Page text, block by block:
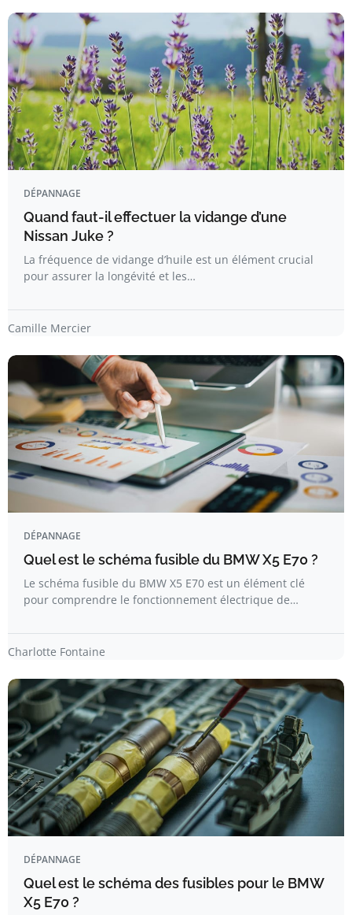
DÉPANNAGE
Quand faut-il effectuer la vidange d’une
Nissan Juke ?
La fréquence de vidange d’huile est un élément crucial
pour assurer la longévité et les…
Camille Mercier
DÉPANNAGE
Quel est le schéma fusible du BMW X5 E70 ?
Le schéma fusible du BMW X5 E70 est un élément clé
pour comprendre le fonctionnement électrique de…
Charlotte Fontaine
DÉPANNAGE
Quel est le schéma des fusibles pour le BMW
X5 E70 ?